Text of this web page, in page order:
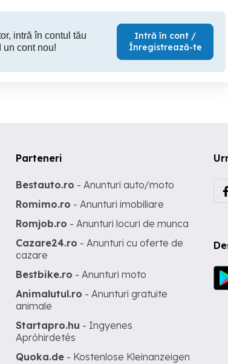
intră în contul tău
un cont nou!
Intră în cont /
Înregistrează-te
Parteneri
Bestauto.ro - Anunturi auto/moto
Romimo.ro - Anunturi imobiliare
Romjob.ro - Anunturi locuri de munca
Cazare24.ro - Anunturi cu oferte de
cazare
Bestbike.ro - Anunturi moto
Animalutul.ro - Anunturi gratuite
animale
Startapro.hu - Ingyenes
Apróhirdetés
Quoka.de - Kostenlose Kleinanzeigen